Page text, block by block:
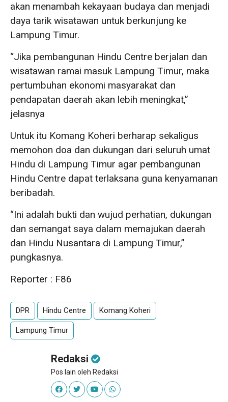
akan menambah kekayaan budaya dan menjadi
daya tarik wisatawan untuk berkunjung ke
Lampung Timur.
“Jika pembangunan Hindu Centre berjalan dan
wisatawan ramai masuk Lampung Timur, maka
pertumbuhan ekonomi masyarakat dan
pendapatan daerah akan lebih meningkat,”
jelasnya
Untuk itu Komang Koheri berharap sekaligus
memohon doa dan dukungan dari seluruh umat
Hindu di Lampung Timur agar pembangunan
Hindu Centre dapat terlaksana guna kenyamanan
beribadah.
“Ini adalah bukti dan wujud perhatian, dukungan
dan semangat saya dalam memajukan daerah
dan Hindu Nusantara di Lampung Timur,”
pungkasnya.
Reporter : F86
DPR Hindu Centre Komang Koheri
Lampung Timur
Redaksi
Pos lain oleh Redaksi